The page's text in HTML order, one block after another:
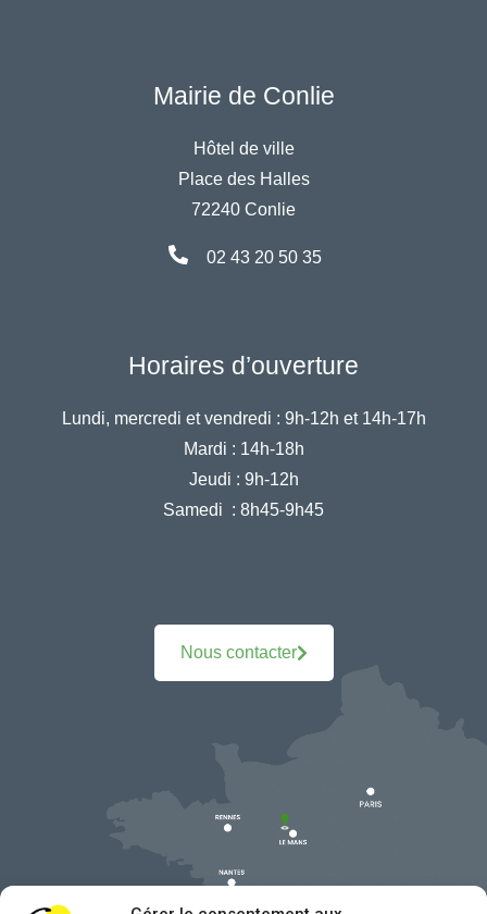
Mairie de Conlie
Hôtel de ville
Place des Halles
72240 Conlie
02 43 20 50 35
Horaires d’ouverture
Lundi, mercredi et vendredi : 9h-12h et 14h-17h
Mardi : 14h-18h
Jeudi : 9h-12h
Samedi : 8h45-9h45
Nous contacter